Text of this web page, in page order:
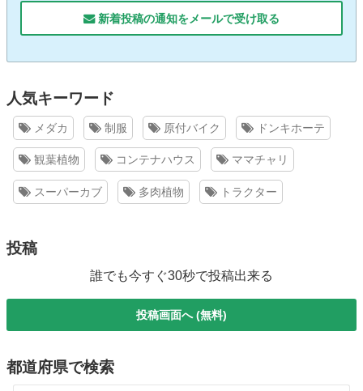
新着投稿の通知をメールで受け取る
人気キーワード
メダカ 制服 原付バイク ドンキホーテ
観葉植物 コンテナハウス ママチャリ
スーパーカブ 多肉植物 トラクター
投稿
誰でも今すぐ30秒で投稿出来る
投稿画面へ (無料)
都道府県で検索